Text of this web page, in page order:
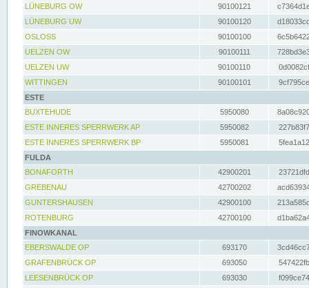
LÜNEBURG OW
90100121
LÜNEBURG UW
90100120
OSLOSS
90100100
UELZEN OW
90100111
UELZEN UW
90100110
WITTINGEN
90100101
ESTE
BUXTEHUDE
5950080
ESTE INNERES SPERRWERK AP
5950082
ESTE INNERES SPERRWERK BP
5950081
FULDA
BONAFORTH
42900201
GREBENAU
42700202
GUNTERSHAUSEN
42900100
ROTENBURG
42700100
FINOWKANAL
EBERSWALDE OP
693170
GRAFENBRÜCK OP
693050
LEESENBRÜCK OP
693030